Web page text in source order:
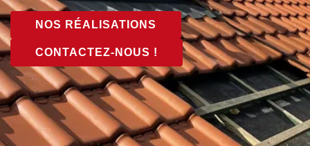
NOS RÉALISATIONS
CONTACTEZ-NOUS !